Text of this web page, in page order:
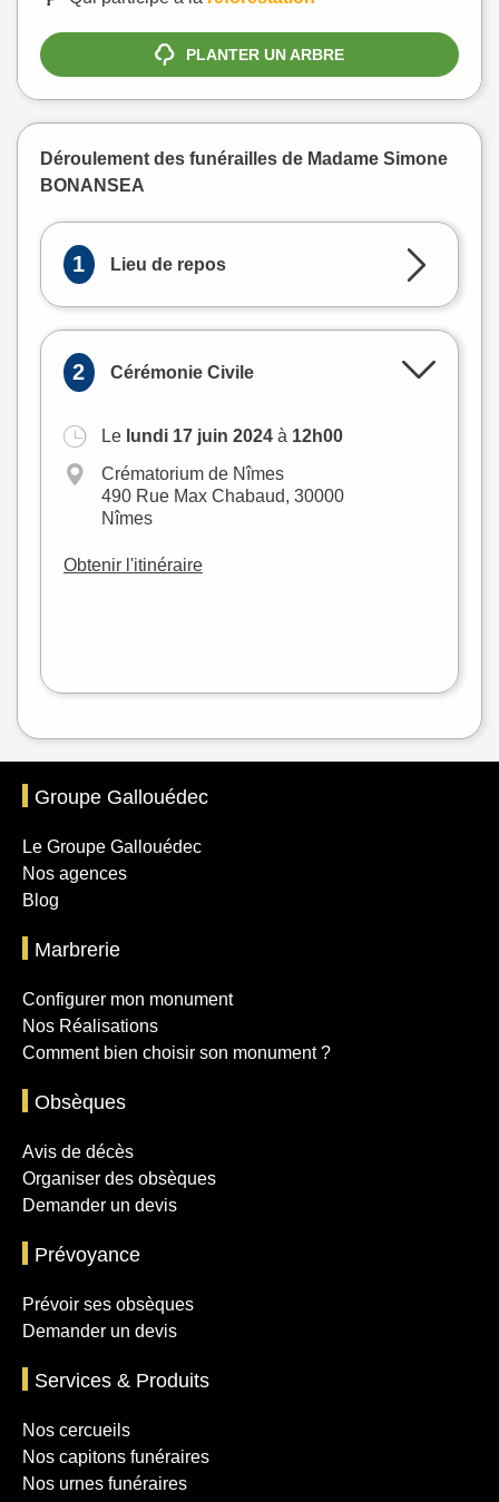
PLANTER UN ARBRE
Déroulement des funérailles de Madame Simone
BONANSEA
1 Lieu de repos
2 Cérémonie Civile
Le lundi 17 juin 2024 à 12h00
Crématorium de Nîmes
490 Rue Max Chabaud, 30000
Nîmes
Obtenir l'itinéraire
Groupe Gallouédec
Le Groupe Gallouédec
Nos agences
Blog
Marbrerie
Configurer mon monument
Nos Réalisations
Comment bien choisir son monument ?
Obsèques
Avis de décès
Organiser des obsèques
Demander un devis
Prévoyance
Prévoir ses obsèques
Demander un devis
Services & Produits
Nos cercueils
Nos capitons funéraires
Nos urnes funéraires